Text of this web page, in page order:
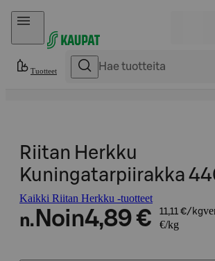
Hyppää sisältöön
Tuotteet
Riitan Herkku
Kuningatarpiirakka
Kaikki Riitan Herkku -tuotteet
n. Noin4,89 € 11,11 €/kg
€/kg